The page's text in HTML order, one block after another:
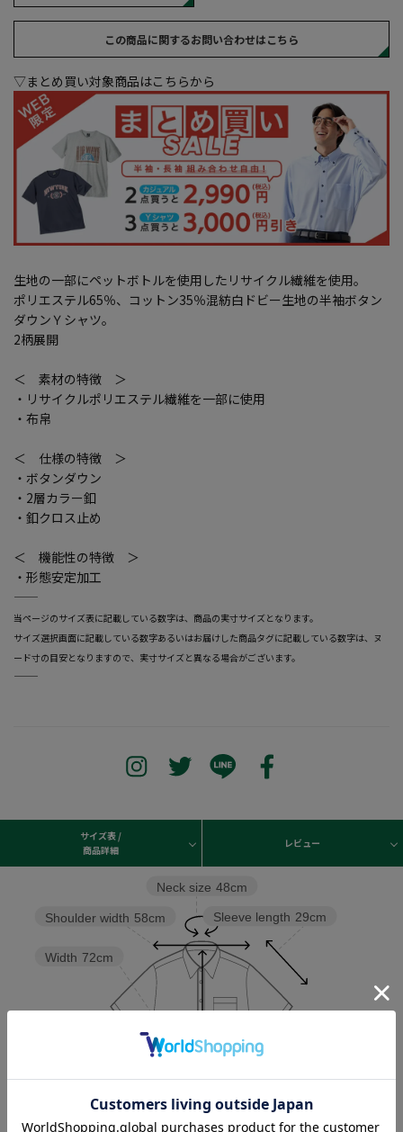
この商品に関するお問い合わせはこちら
▽まとめ買い対象商品はこちらから
生地の一部にペットボトルを使用したリサイクル繊維を使用。
ポリエステル65％、コットン35％混紡白ドビー生地の半袖ボタン
ダウンＹシャツ。
2柄展開
＜ 素材の特徴 ＞
・リサイクルポリエステル繊維を一部に使用
・布帛
＜ 仕様の特徴 ＞
・ボタンダウン
・2層カラー釦
・釦クロス止め
＜ 機能性の特徴 ＞
・形態安定加工
―――――――――――――――――――――――
当ページのサイズ表に記載している数字は、商品の実寸サイズとなります。
サイズ選択画面に記載している数字あるいはお届けした商品タグに記載している数字は、ヌ
ード寸の目安となりますので、実寸サイズと異なる場合がございます。
―――――――――――――――――――――――
サイズ表 /
商品詳細
レビュー
Sleeve length 29cm
Neck size 48cm
Width 72cm
Shoulder width 58cm